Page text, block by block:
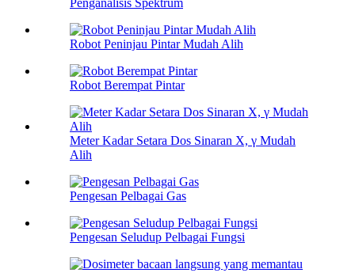
Penganalisis Spektrum
Robot Peninjau Pintar Mudah Alih
Robot Berempat Pintar
Meter Kadar Setara Dos Sinaran X, γ Mudah
Alih
Pengesan Pelbagai Gas
Pengesan Seludup Pelbagai Fungsi